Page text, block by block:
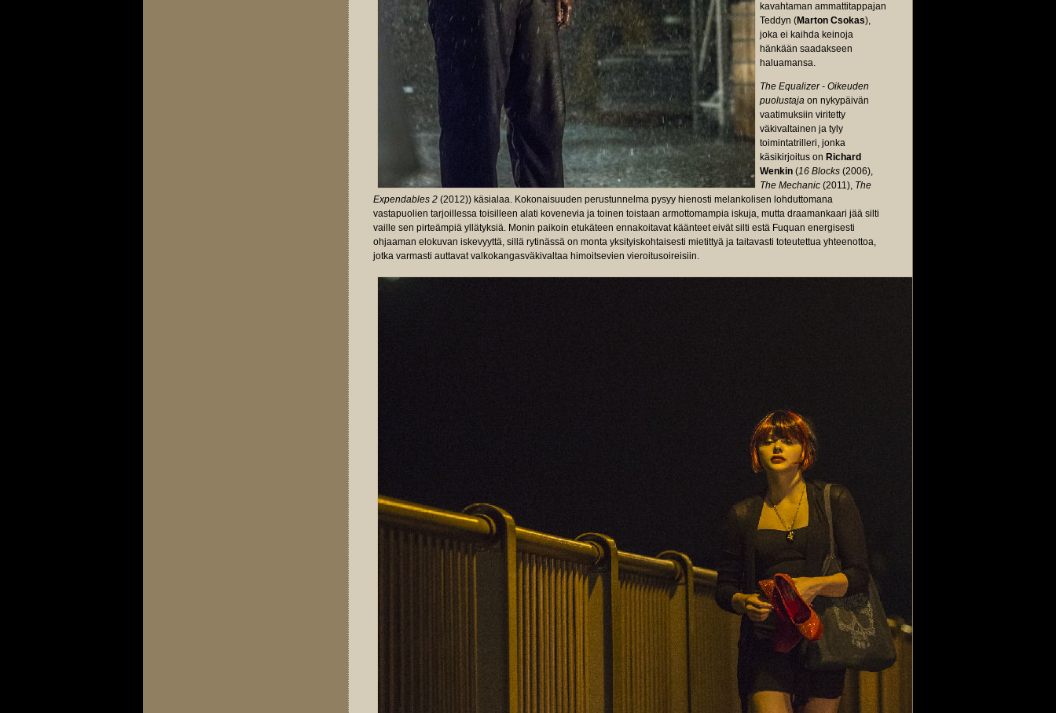
kavahtaman ammattitappajan
Teddyn (Marton Csokas),
joka ei kaihda keinoja
hänkään saadakseen
haluamansa.
The Equalizer - Oikeuden
puolustaja on nykypäivän
vaatimuksiin viritetty
väkivaltainen ja tyly
toimintatrilleri, jonka
käsikirjoitus on Richard
Wenkin (16 Blocks (2006),
The Mechanic (2011), The
Expendables 2 (2012)) käsialaa. Kokonaisuuden perustunnelma pysyy hienosti melankolisen lohduttomana
vastapuolien tarjoillessa toisilleen alati kovenevia ja toinen toistaan armottomampia iskuja, mutta draamankaari jää silti
vaille sen pirteämpiä yllätyksiä. Monin paikoin etukäteen ennakoitavat käänteet eivät silti estä Fuquan energisesti
ohjaaman elokuvan iskevyyttä, sillä rytinässä on monta yksityiskohtaisesti mietittyä ja taitavasti toteutettua yhteenottoa,
jotka varmasti auttavat valkokangasväkivaltaa himoitsevien vieroitusoireisiin.